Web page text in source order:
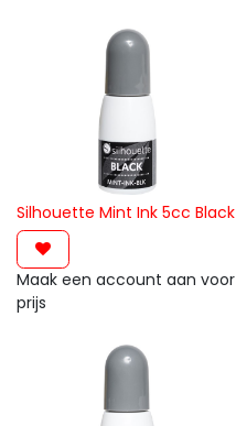
Silhouette Mint Ink 5cc Black
Maak een account aan voor
prijs